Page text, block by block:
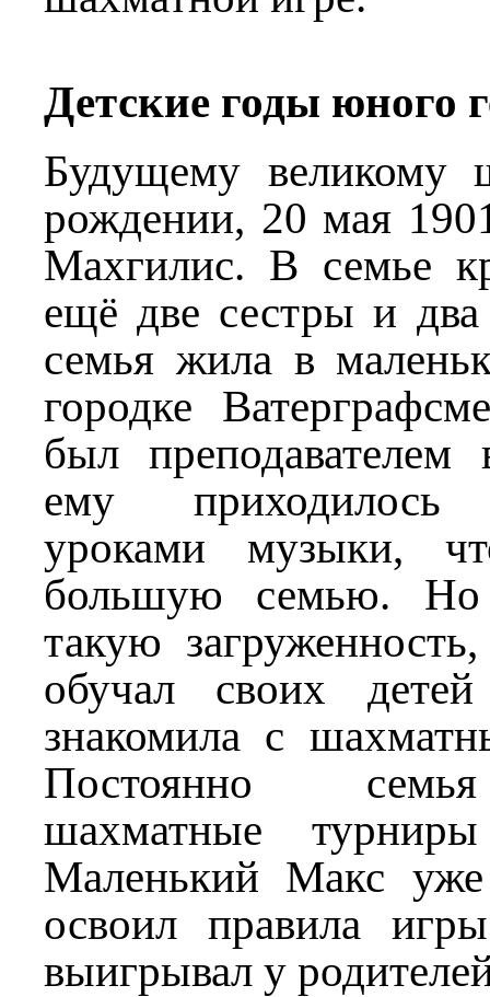
Детские годы юного
Будущему великому
рождении, 20 мая
Махгилис. В семье
ещё две сестры и
семья жила в
городке
был
ему приходилось
уроками музыки,
большую семью.
такую
обучал своих
знакомила с
Постоянно
шахматные
Маленький Макс
освоил правила
выигрывал у